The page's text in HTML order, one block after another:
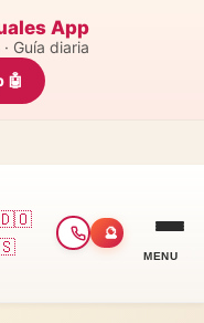
App
Guía diaria
🤖
🔮
MENU